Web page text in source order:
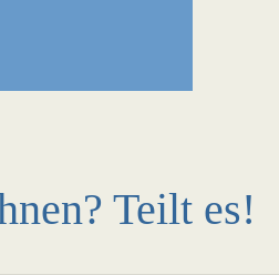
Teilt es!